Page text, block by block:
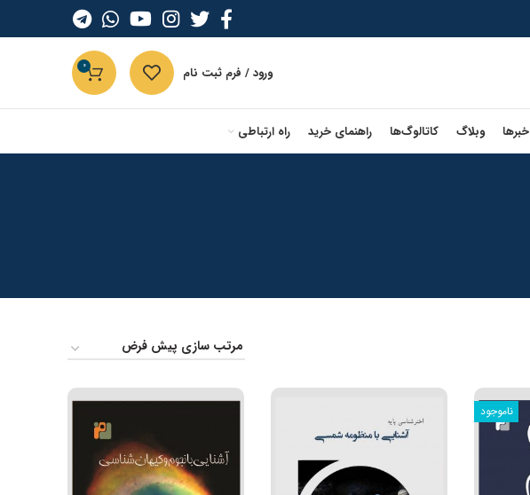
ورود / فرم ثبت نام 0
خبرها وبلاگ کاتالوگ‌ها راهنمای خرید راه ارتباطی
ناموجود